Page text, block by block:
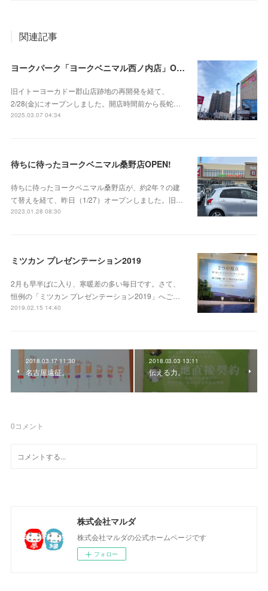
関連記事
ヨークパーク「ヨークベニマル西ノ内店」OPEN‼
旧イトーヨーカドー郡山店跡地の再開発を経て、
2/28(金)にオープンしました。開店時間前から長蛇…
2025.03.07 04:34
待ちに待ったヨークベニマル桑野店OPEN!
待ちに待ったヨークベニマル桑野店が、約2年？の建
て替えを経て、昨日（1/27）オープンしました。旧…
2023.01.28 08:30
ミツカン プレゼンテーション2019
2月も早半ばに入り、寒暖差の多い毎日です。さて、
恒例の「ミツカン プレゼンテーション2019」へご…
2019.02.15 14:40
2018.03.17 11:30
名古屋遠征。
2018.03.03 13:11
伝える力。
0コメント
株式会社マルダ
株式会社マルダの公式ホームページです
フォロー